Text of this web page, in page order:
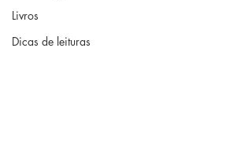
Livros
Dicas de leituras